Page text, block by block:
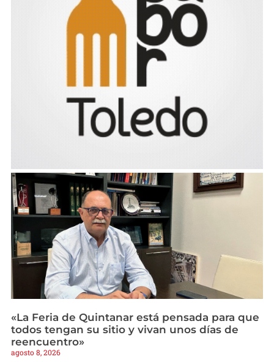
«La Feria de Quintanar está pensada para que
todos tengan su sitio y vivan unos días de
reencuentro»
agosto 8, 2026